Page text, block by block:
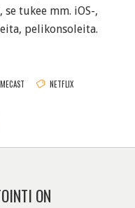
tukee mm. iOS-,
pelikonsoleita.
NETFLIX
ON